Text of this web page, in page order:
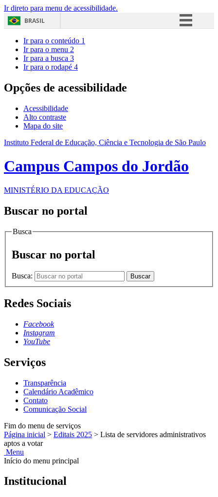
Ir direto para menu de acessibilidade.
BRASIL
Acesso à informação
Ir para o conteúdo 1
Ir para o menu 2
Ir para a busca 3
Ir para o rodapé 4
Opções de acessibilidade
Acessibilidade
Alto contraste
Mapa do site
Instituto Federal de Educação, Ciência e Tecnologia de São Paulo
Campus Campos do Jordão
MINISTÉRIO DA EDUCAÇÃO
Buscar no portal
Busca
Buscar no portal
Busca: Buscar
Redes Sociais
Facebook
Instagram
YouTube
Serviços
Transparência
Calendário Acadêmico
Contato
Comunicação Social
Fim do menu de serviços
Página inicial > Editais 2025 > Lista de servidores administrativos
aptos a votar
Menu
Início do menu principal
Institucional